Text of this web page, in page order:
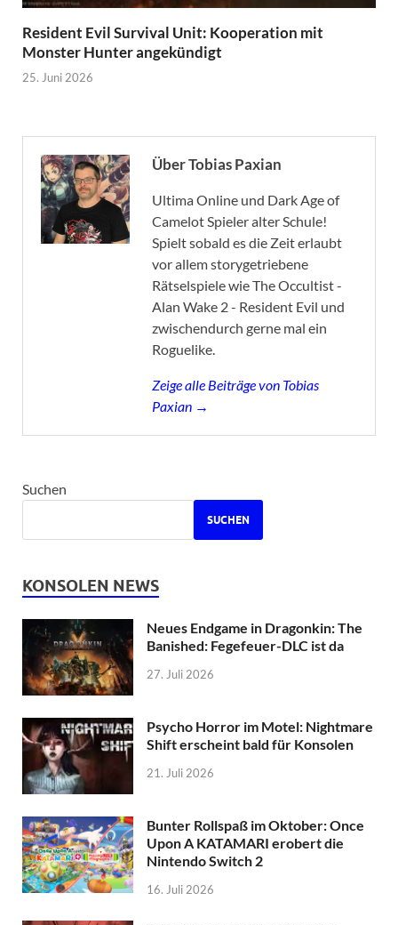
Resident Evil Survival Unit: Kooperation mit
Monster Hunter angekündigt
25. Juni 2026
Über Tobias Paxian
Ultima Online und Dark Age of
Camelot Spieler alter Schule!
Spielt sobald es die Zeit erlaubt
vor allem storygetriebene
Rätselspiele wie The Occultist -
Alan Wake 2 - Resident Evil und
zwischendurch gerne mal ein
Roguelike.
Zeige alle Beiträge von Tobias
Paxian →
Suchen
SUCHEN
KONSOLEN NEWS
Neues Endgame in Dragonkin: The
Banished: Fegefeuer-DLC ist da
27. Juli 2026
Psycho Horror im Motel: Nightmare
Shift erscheint bald für Konsolen
21. Juli 2026
Bunter Rollspaß im Oktober: Once
Upon A KATAMARI erobert die
Nintendo Switch 2
16. Juli 2026